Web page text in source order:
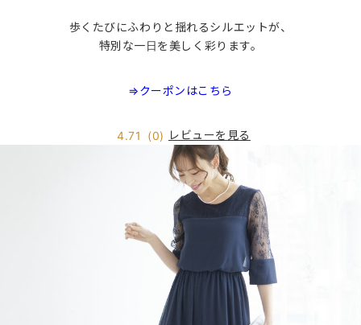
歩くたびにふわりと揺れるシルエットが、
特別な一日を美しく彩ります。
⇒クーポンはこちら
4.71 (0) レビューを見る